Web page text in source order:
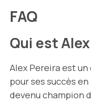
FAQ
Qui est
Alex Pereira est
pour ses succès
devenu champion